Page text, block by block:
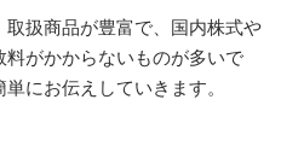
扱商品が豊富で、国内株式や
がかからないものが多いで
にお伝えしていきます。